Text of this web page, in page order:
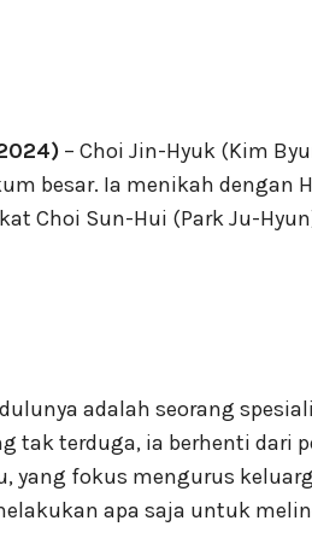
– Choi Jin-Hyuk (Kim
besar. Ia menikah dengan
Choi Sun-Hui (Park Ju-
adalah seorang
tak terduga, ia berhenti dari
yang fokus mengurus
apa saja untuk